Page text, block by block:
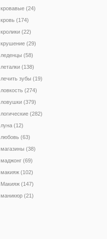
кровавые (24)
кровь (174)
кролики (22)
крушение (29)
леденцы (58)
леталки (138)
лечить зубы (19)
ловкость (274)
ловушки (379)
логические (282)
луна (12)
любовь (63)
магазины (38)
маджонг (69)
макияж (102)
Макияж (147)
маникюр (21)